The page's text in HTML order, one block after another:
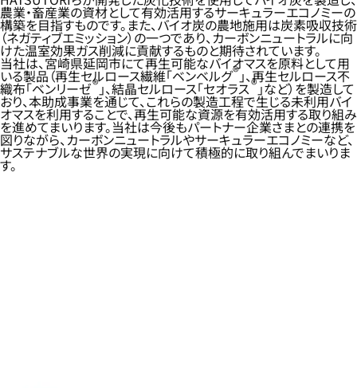
農業・畜産業の資材として有効活用するサーキュラーエコノミーの
構築を目指すものです。また、バイオ炭の農地施用は炭素吸収技術
（ネガティブエミッション）の一つであり、カーボンニュートラルに向
けた温室効果ガス削減に貢献するものと期待されています。
当社は、宮崎県延岡市にて再生可能なバイオマスを原料として用
いる製品（再生セルロース繊維「ベンベルグ®」、再生セルロース不
織布「ベンリーゼ®」、結晶セルロース「セオラス®」など）を製造して
おり、本助成事業を通じて、これらの製造工程で生じる未利用バイ
オマスを利用することで、再生可能な資源を有効活用する取り組み
を進めてまいります。当社は今後もパートナー企業さまとの連携を
図りながら、カーボンニュートラルやサーキュラーエコノミーなど、
サステナブルな世界の実現に向けて積極的に取り組んでまいりま
す。